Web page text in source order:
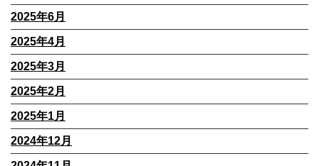
2025年6月
2025年4月
2025年3月
2025年2月
2025年1月
2024年12月